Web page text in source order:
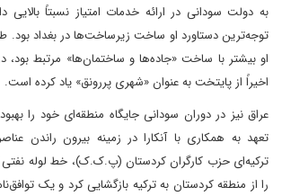
به دولت سودانی در ارائه خدمات امتیاز نسبتاً بالایی
توجه‌ترین دستاورد او ساخت زیرساخت‌ها در بغداد
او بیشتر با ساخت «جاده‌ها و ساختمان‌ها» مرتبط بود،
اخیراً از پایتخت به عنوان «شهری پررونق» یاد کرده است.
عراق نیز در دوران سودانی جایگاه منطقه‌ای خود را
تعهد به همکاری با آنکارا در زمینه بیرون راندن
ترکیه‌ای حزب کارگران کردستان (پ.ک.ک)، خط لوله نفتی
را از منطقه کردستان به ترکیه بازگشایی کرد و یک